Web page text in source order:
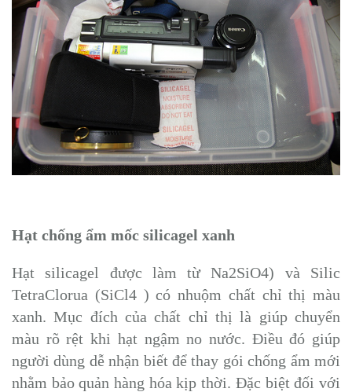
Hạt chống ẩm mốc silicagel xanh
Hạt silicagel được làm từ Na2SiO4) và Silic
TetraClorua (SiCl4 ) có nhuộm chất chỉ thị màu
xanh. Mục đích của chất chỉ thị là giúp chuyển
màu rõ rệt khi hạt ngậm no nước. Điều đó giúp
người dùng dễ nhận biết để thay gói chống ẩm mới
nhằm bảo quản hàng hóa kịp thời. Đặc biệt đối với